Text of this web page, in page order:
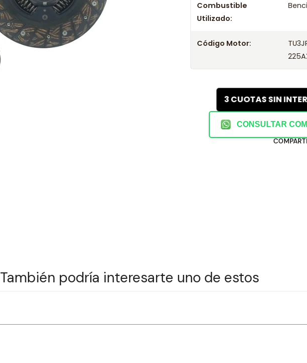
Combustible
Utilizado:
Código Motor:
3 CUOTAS SIN
CONSULTAR
También podría interesarte uno de estos